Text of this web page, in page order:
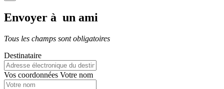
Envoyer à un ami
Tous les champs sont obligatoires
Destinataire
Vos coordonnées Votre nom